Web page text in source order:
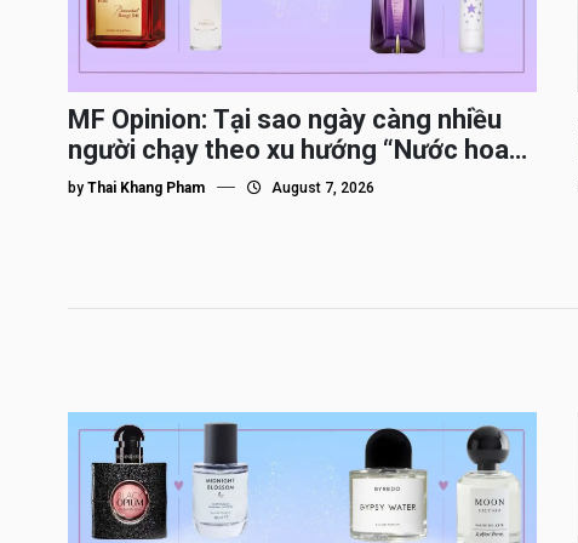
MF Opinion: Tại sao ngày càng nhiều
người chạy theo xu hướng “Nước hoa
Dupe”?
by Thai Khang Pham August 7, 2026